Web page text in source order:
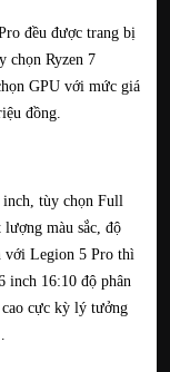
đều được trang bị
chọn Ryzen 7
GPU với mức giá
đồng.
tùy chọn Full
màu sắc, độ
với Legion 5 Pro thì
inch 16:10 độ phân
cực kỳ lý tưởng